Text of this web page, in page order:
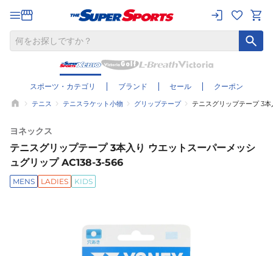
スポーツ・カテゴリ ブランド セール クーポン
テニス テニスラケット小物 グリップテープ テニスグリップテープ 3
ヨネックス
テニスグリップテープ 3本入り ウエットスーパーメッシ
ュグリップ AC138-3-566
MENS LADIES KIDS